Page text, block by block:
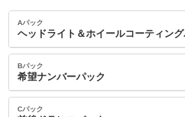
Aパック
ヘッドライト＆ホイールコーティング
内：オプシ
ョン価格
(税込)
車両本体価
45.8万円
Bパック
希望ナンバーパック
内：オプシ
ョン価格
Cパック